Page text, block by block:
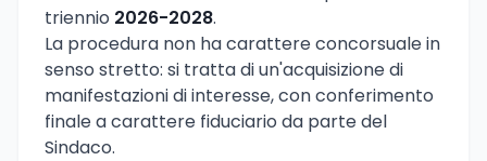
triennio 2026-2028.
La procedura non ha carattere concorsuale in
senso stretto: si tratta di un'acquisizione di
manifestazioni di interesse, con conferimento
finale a carattere fiduciario da parte del
Sindaco.